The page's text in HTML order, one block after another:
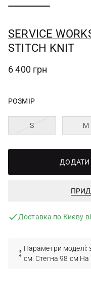
SERVICE
STITCH KNIT
6 400 грн
РОЗМІР
S M
Доставка по Києву
Параметри моделі:
см. Стегна 98 см На